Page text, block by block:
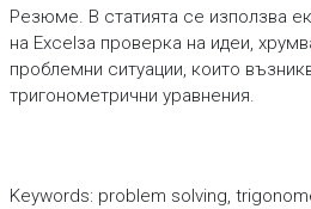
Резюме. В статията се използва
на Excelза проверка на идеи,
проблемни ситуации, които
тригонометрични уравнения.
Keywords: problem solving,